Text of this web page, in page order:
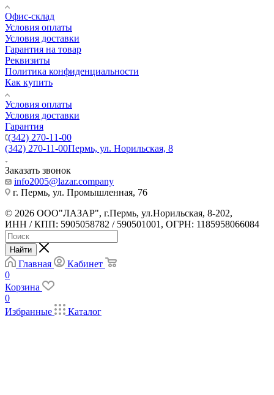
Офис-склад
Условия оплаты
Условия доставки
Гарантия на товар
Реквизиты
Политика конфиденциальности
Как купить
Условия оплаты
Условия доставки
Гарантия
(342) 270-11-00
(342) 270-11-00Пермь, ул. Норильская, 8
Заказать звонок
info2005@lazar.company
г. Пермь, ул. Промышленная, 76
© 2026 ООО"ЛАЗАР", г.Пермь, ул.Норильская, 8-202,
ИНН / КПП: 5905058782 / 590501001, ОГРН: 1185958066084
Найти
Главная
Кабинет
0
Корзина
0
Избранные
Каталог